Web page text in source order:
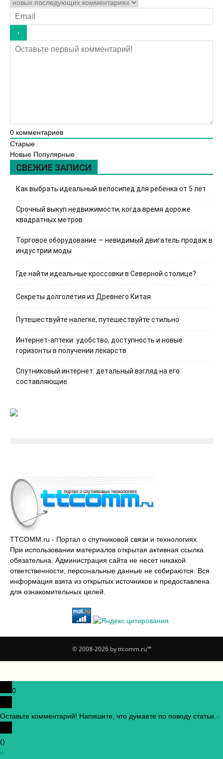
0 комментариев
Старые
Новые Популярные
СВЕЖИЕ ЗАПИСИ
Как выбрать идеальный велосипед для ребенка от 5 лет
Срочный выкуп недвижимости, когда время дороже
квадратных метров
Торговое оборудование — невидимый двигатель продаж в
индустрии моды
Где найти идеальные кроссовки в Северной столице?
Секреты долголетия из Древнего Китая
Путешествуйте налегке, путешествуйте стильно
Интернет-аптеки: удобство, доступность и новые
горизонты в получении лекарств
Спутниковый интернет: детальный взгляд на его
составляющие
TTCOMM.ru - Портал о спутниковой связи и технологиях.
При использовании материалов открытая активная ссылка
обязательна. Администрация сайта не несет никакой
ответственности, персональные данные не собираются. Вся
информация взята из открытых источников и предоставлена
для ознакомительных целей.
© 2008-2026 by ttcomm.ru™
0
Оставьте комментарий! Напишите, что думаете по поводу статьи. x
()
x